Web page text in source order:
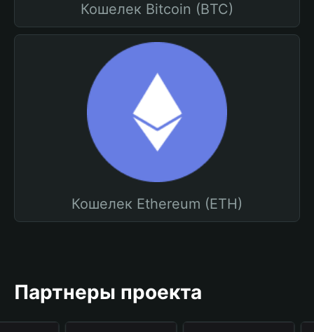
Кошелек Bitcoin (BTC)
Кошелек Ethereum (ETH)
Партнеры проекта